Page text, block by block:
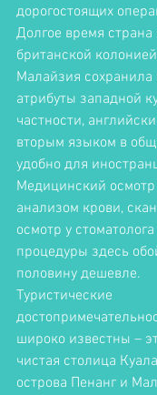
дорогостоящих
Долгое время страна
британской
Малайзия сохранила
атрибуты западной
частности,
вторым языком в
удобно для
Медицинский
анализом крови,
осмотр у
процедуры здесь
половину дешевле.
Туристические
широко известны –
чистая столица
острова Пенанг и